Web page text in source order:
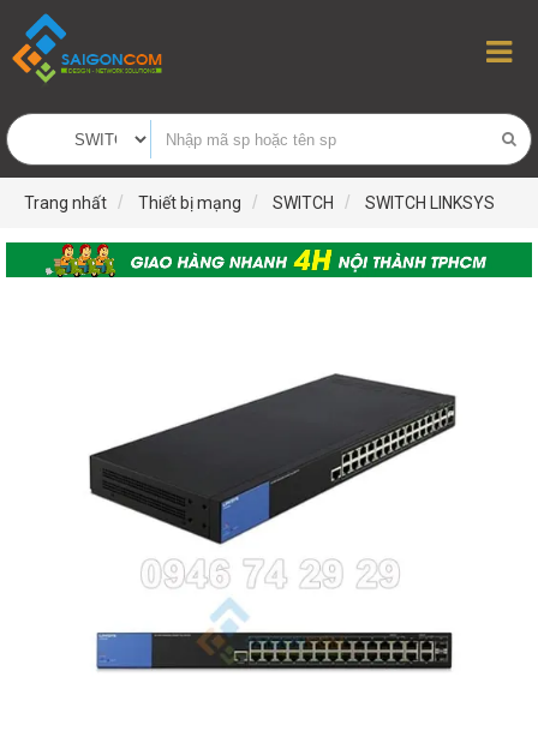
Trang nhất Thiết bị mạng SWITCH SWITCH LINKSYS